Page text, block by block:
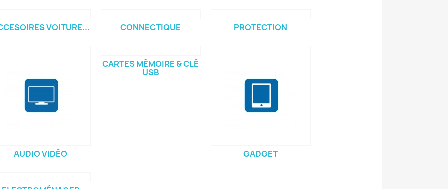
VOITURE... CONNECTIQUE PROTECTION
AUDIO VIDÉO
CARTES MÉMOIRE & CLÉ
USB
GADGET